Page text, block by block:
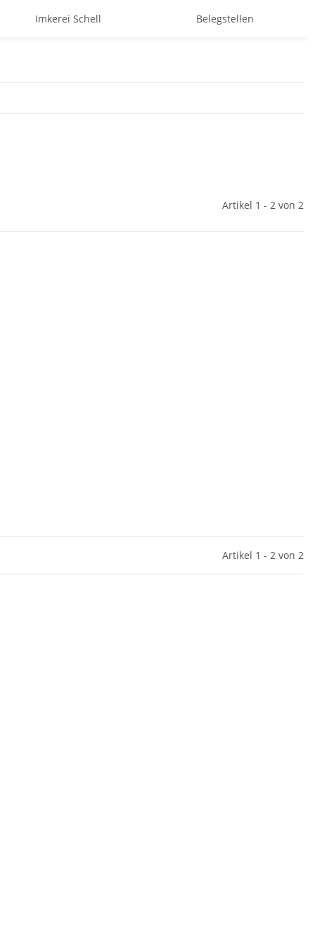
Imkerei Schell Belegstellen
Artikel 1 - 2 von 2
Artikel 1 - 2 von 2